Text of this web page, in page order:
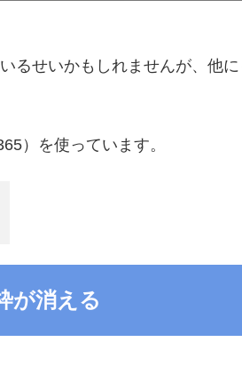
るせいかもしれませんが、他
）を使っています。
が消える